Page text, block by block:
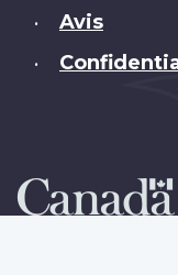
• Avis
•